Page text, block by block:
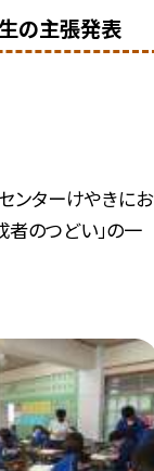
生の主張発表
ンターけやきにお
者のつどい」の一